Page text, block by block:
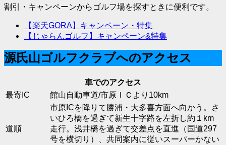
割引・キャンペーンからゴルフ場を探すときに便利です。
【楽天GORA】キャンペーン・特集
【じゃらんゴルフ】キャンペーン&特集
源氏山ゴルフクラブへのアクセス
車でのアクセス
最寄IC
館山自動車道/市原ＩＣより10km
道順
市原ICを降りて勝浦・大多喜方面へ向かう。さ
いひろ橋を過ぎて新生十字路を左折し約１km
走行。浅井橋を過ぎて交差点を直進（国道297
号を横切り）、共同案内に従いスーパーかない